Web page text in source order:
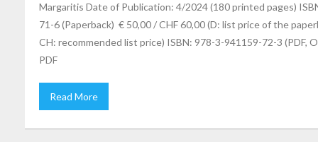
Margaritis Date of Publication: 4/2024 (180 printed pages)
71-6 (Paperback) € 50,00 / CHF 60,00 (D: list price of the
CH: recommended list price) ISBN: 978-3-941159-72-3 (PDF,
PDF
Read More